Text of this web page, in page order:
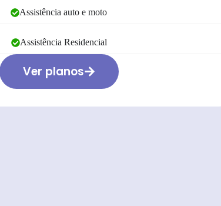
Assistência auto e moto
Assistência Residencial
Ver planos